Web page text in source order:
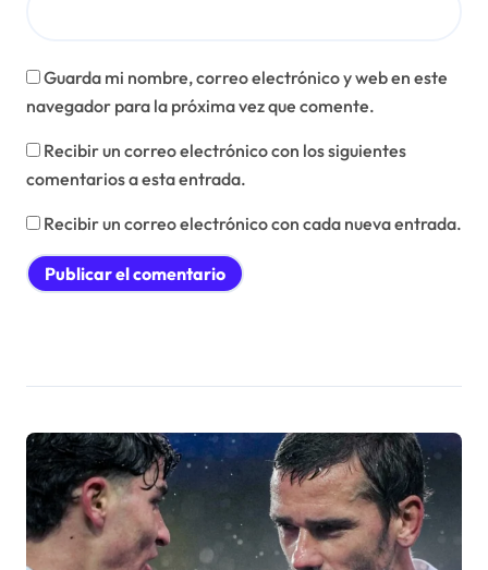
Guarda mi nombre, correo electrónico y web en este
navegador para la próxima vez que comente.
Recibir un correo electrónico con los siguientes
comentarios a esta entrada.
Recibir un correo electrónico con cada nueva entrada.